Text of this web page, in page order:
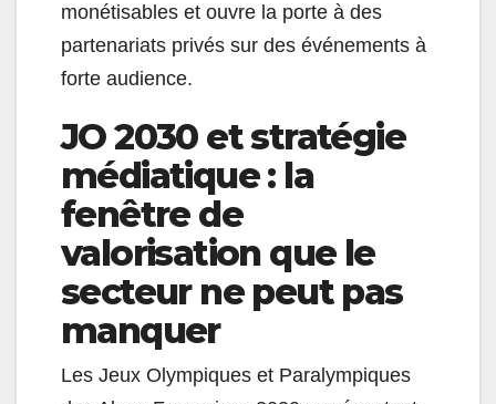
monétisables et ouvre la porte à des
partenariats privés sur des événements à
forte audience.
JO 2030 et stratégie
médiatique : la
fenêtre de
valorisation que le
secteur ne peut pas
manquer
Les Jeux Olympiques et Paralympiques